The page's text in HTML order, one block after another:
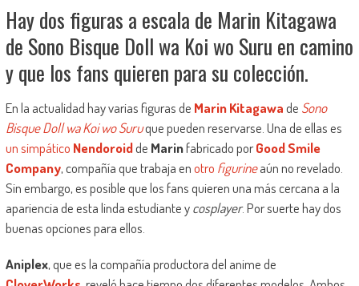
Hay dos figuras a escala de Marin Kitagawa
de Sono Bisque Doll wa Koi wo Suru en camino
y que los fans quieren para su colección.
En la actualidad hay varias figuras de Marin Kitagawade Sono
Bisque Doll wa Koi wo Suruque pueden reservarse. Una de ellas es
un simpático Nendoroidde Marinfabricado porGood Smile
Company, compañía que trabaja enotro figurineaún no revelado.
Sin embargo, es posible que los fans quieren una más cercana a la
apariencia de esta linda estudiante ycosplayer. Por suerte hay dos
buenas opciones para ellos.
Aniplex, que es la compañía productora del anime de